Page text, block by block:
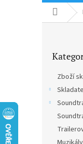
Domů
kategorie
Zboží